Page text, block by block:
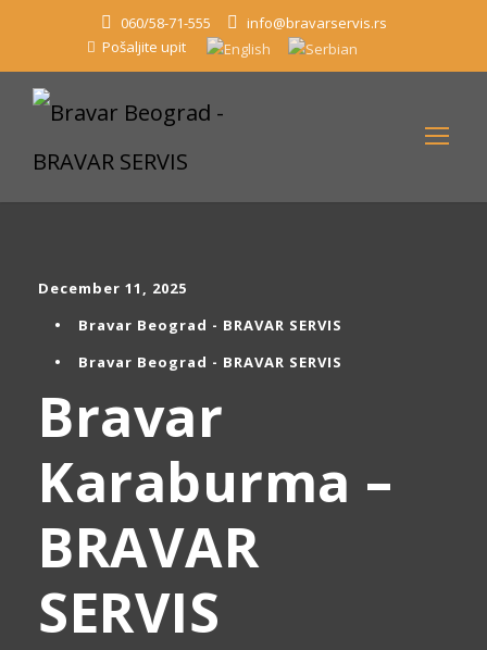
060/58-71-555
info@bravarservis.rs
Pošaljite upit
December 11, 2025
•
Bravar Beograd - BRAVAR SERVIS
•
Bravar Beograd - BRAVAR SERVIS
Bravar
Karaburma –
BRAVAR
SERVIS